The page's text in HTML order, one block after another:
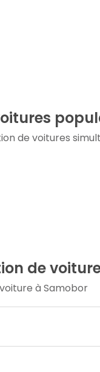
de voitures
de
à Samobor